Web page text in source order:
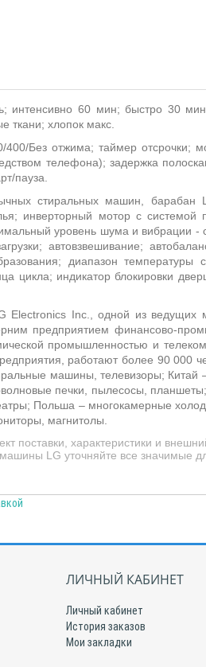
интенсивно 60 мин; быстро 30
ткани; хлопок макс.
Без отжима; таймер отсрочки;
телефона); задержка
пауза.
стиральных машин, барабан
инверторный мотор с
уровень шума и вибрации -
автовзвешивание;
диапазон
цикла; индикатор блокировки
Inc., одной из ведущих
предприятием финансово-
промышленностью и
работают более 90 000
машины, телевизоры; Китай
печки, пылесосы,
Польша – многокамерные
магнитолы.
поставки, характеристики и
LG уточняйте все значимые
ЛИЧНЫЙ КАБИНЕТ
Личный кабинет
История заказов
Мои закладки